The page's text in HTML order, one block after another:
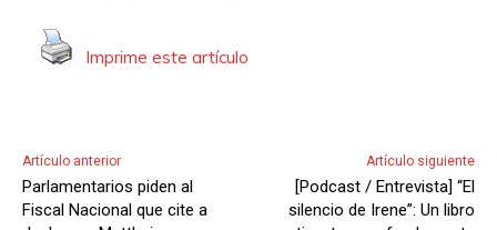
Imprime este artículo
Artículo anterior
Parlamentarios piden al
Fiscal Nacional que cite a
Artículo siguiente
[Podcast / Entrevista] “El
silencio de Irene”: Un libro